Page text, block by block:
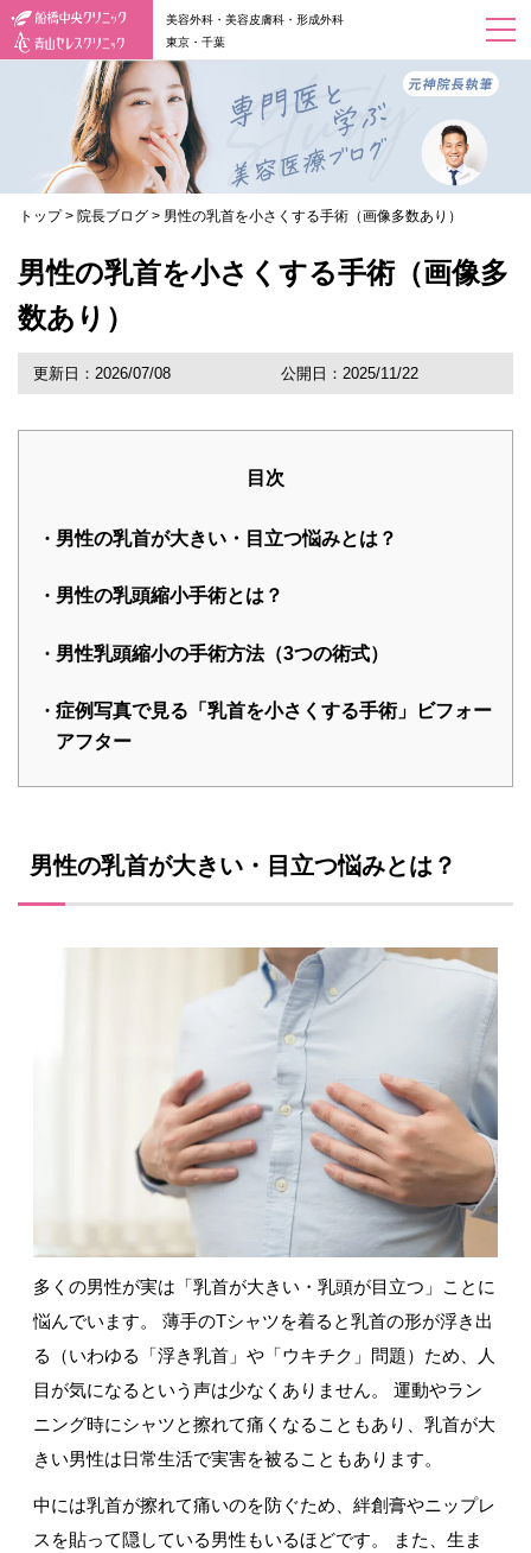
美容外科・美容皮膚科・形成外科
東京・千葉
トップ > 院長ブログ > 男性の乳首を小さくする手術（画像多数あり）
男性の乳首を小さくする手術（画像多
数あり）
更新日：2026/07/08 公開日：2025/11/22
目次
男性の乳首が大きい・目立つ悩みとは？
男性の乳頭縮小手術とは？
男性乳頭縮小の手術方法（3つの術式）
症例写真で見る「乳首を小さくする手術」ビフォー
アフター
男性の乳首が大きい・目立つ悩みとは？
多くの男性が実は「乳首が大きい・乳頭が目立つ」ことに
悩んでいます。 薄手のTシャツを着ると乳首の形が浮き出
る（いわゆる「浮き乳首」や「ウキチク」問題）ため、人
目が気になるという声は少なくありません。 運動やラン
ニング時にシャツと擦れて痛くなることもあり、乳首が大
きい男性は日常生活で実害を被ることもあります。
中には乳首が擦れて痛いのを防ぐため、絆創膏やニップレ
スを貼って隠している男性もいるほどです。 また、生ま